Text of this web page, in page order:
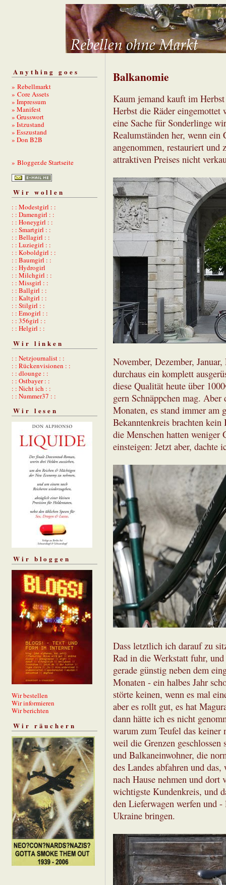
Anything goes
» Rebellmarkt
» Core Assets
» Impressum
» Manifest
» Grusswort
» Istzustand
» Esszustand
» Don B2B
» Blogger.de Startseite
Wir wollen
: : Modestgirl : :
: : Damengirl : :
: : Honeygirl : :
: : Smartgirl : :
: : Bellagirl : :
: : Luziegirl : :
: : Koboldgirl : :
: : Baumgirl : :
: : Hydrogirl
: : Milchgirl : :
: : Missgirl : :
: : Ballgirl : :
: : Kaltgirl : :
: : Stilgirl : :
: : Emogirl : :
: : 356girl : :
: : Helgirl : :
Wir linken
: : Netzjournalist : :
: : Rückenvisionen : :
: : dlounge : :
: : Ostbayer : :
: : Nicht ich : :
: : Nummer37 : :
Wir lesen
Wir bloggen
Wir bestellen
Wir informieren
Wir berichten
Wir räuchern
Balkanomie
Kaum jemand kauft im
Herbst die Räder eingemottet
eine Sache für Sonderlinge
Realumständen her, wenn
angenommen, restauriert und
attraktiven Preises nicht
November, Dezember,
durchaus ein komplett
diese Qualität heute über
gern Schnäppchen mag.
Monaten, es stand immer am
Bekanntenkreis brachten
die Menschen hatten weniger
einsteigen: Jetzt aber, dachte
Dass letztlich ich darauf zu
Rad in die Werkstatt fuhr, und
gerade günstig neben dem
Monaten - ein halbes Jahr
störte keinen, wenn es mal
aber es rollt gut, es hat
dann hätte ich es nicht
warum zum Teufel das
weil die Grenzen
und Balkaneinwohner, die
des Landes abfahren und
nach Hause nehmen und dort
wichtigste Kundenkreis, und
den Lieferwagen werfen und
Ukraine bringen.